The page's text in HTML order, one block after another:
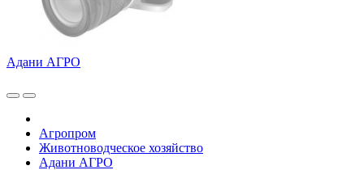
Адани АГРО
Агропром
Животноводческое хозяйство
Адани АГРО